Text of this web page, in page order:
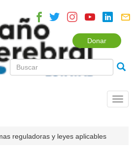
Donar
reguladoras y leyes aplicables